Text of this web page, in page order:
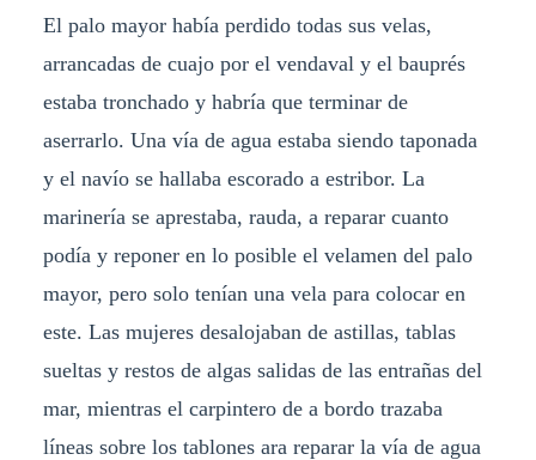
El palo mayor había perdido todas sus velas,
arrancadas de cuajo por el vendaval y el bauprés
estaba tronchado y habría que terminar de
aserrarlo. Una vía de agua estaba siendo taponada
y el navío se hallaba escorado a estribor. La
marinería se aprestaba, rauda, a reparar cuanto
podía y reponer en lo posible el velamen del palo
mayor, pero solo tenían una vela para colocar en
este. Las mujeres desalojaban de astillas, tablas
sueltas y restos de algas salidas de las entrañas del
mar, mientras el carpintero de a bordo trazaba
líneas sobre los tablones ara reparar la vía de agua